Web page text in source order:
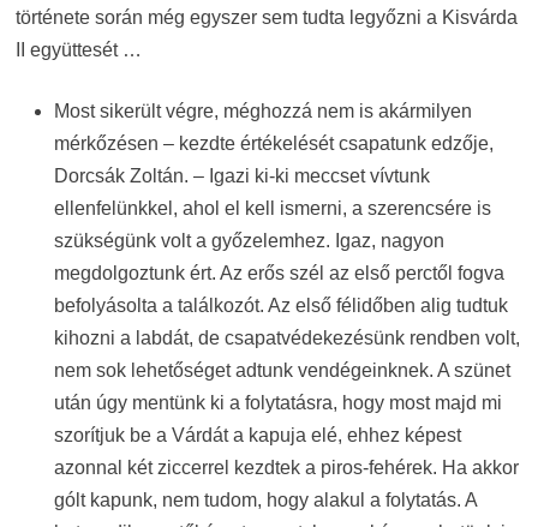
története során még egyszer sem tudta legyőzni a Kisvárda
II együttesét …
Most sikerült végre, méghozzá nem is akármilyen
mérkőzésen – kezdte értékelését csapatunk edzője,
Dorcsák Zoltán. – Igazi ki-ki meccset vívtunk
ellenfelünkkel, ahol el kell ismerni, a szerencsére is
szükségünk volt a győzelemhez. Igaz, nagyon
megdolgoztunk ért. Az erős szél az első perctől fogva
befolyásolta a találkozót. Az első félidőben alig tudtuk
kihozni a labdát, de csapatvédekezésünk rendben volt,
nem sok lehetőséget adtunk vendégeinknek. A szünet
után úgy mentünk ki a folytatásra, hogy most majd mi
szorítjuk be a Várdát a kapuja elé, ehhez képest
azonnal két ziccerrel kezdtek a piros-fehérek. Ha akkor
gólt kapunk, nem tudom, hogy alakul a folytatás. A